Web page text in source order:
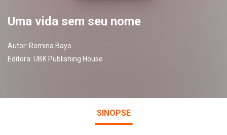
Uma vida sem seu nome
Autor: Romina Bayo
Editora: UBK Publishing House
SINOPSE